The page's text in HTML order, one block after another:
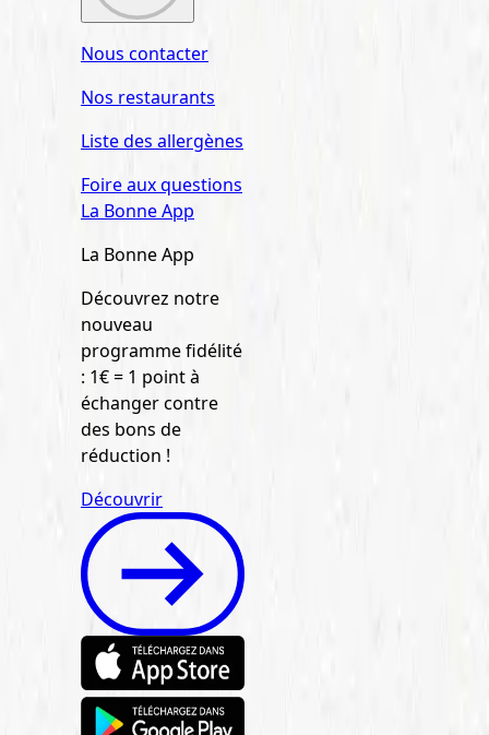
Nous contacter
Nos restaurants
Liste des allergènes
Foire aux questions
La Bonne App
La Bonne App
Découvrez notre
nouveau
programme fidélité
: 1€ = 1 point à
échanger contre
des bons de
réduction !
Découvrir